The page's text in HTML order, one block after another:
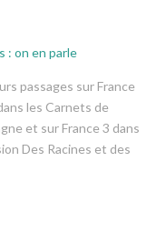
: on en parle
passages sur France
les Carnets de
et sur France 3 dans
Des Racines et des